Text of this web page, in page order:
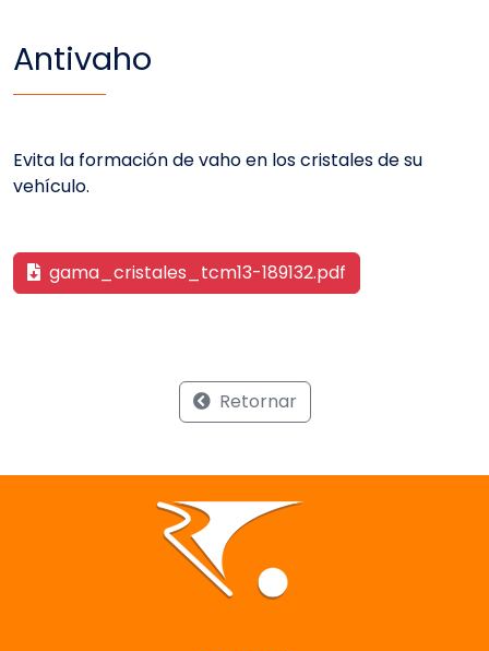
Antivaho
Evita la formación de vaho en los cristales de su
vehículo.
gama_cristales_tcm13-189132.pdf
Retornar